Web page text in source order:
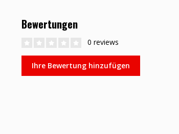
Bewertungen
0 reviews
Ihre Bewertung hinzufügen